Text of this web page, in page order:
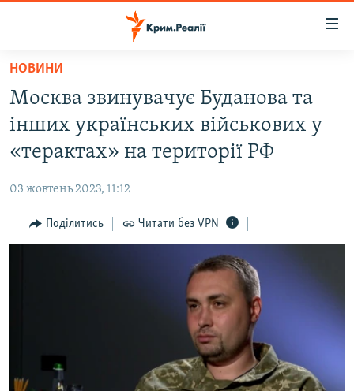
Перейти
основного
матеріалу
до
основної
Перейти
до
ВІДЕО ТА ФОТО
БЛОГИ
ПОГЛЯД
ВІДЕОУРОКИ «ELIFBE»
Русский
НОВИНИ
Москва звинувачує Буданова та
інших українських військових у
«терактах» на території РФ
03 жовтень 2023, 11:12
Поділитись Читати без VPN